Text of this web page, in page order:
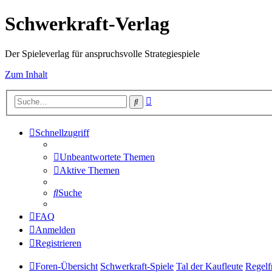
Schwerkraft-Verlag
Der Spieleverlag für anspruchsvolle Strategiespiele
Zum Inhalt
Suche
Schnellzugriff
Unbeantwortete Themen
Aktive Themen
Suche
FAQ
Anmelden
Registrieren
Foren-Übersicht Schwerkraft-Spiele Tal der Kaufleute